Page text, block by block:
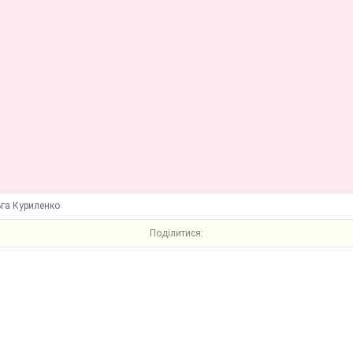
Куриленко
Поділитися: